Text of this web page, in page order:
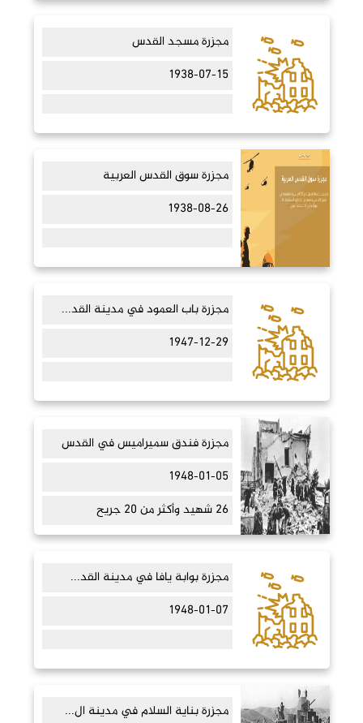
مجزرة مسجد القدس
1938-07-15
مجزرة سوق القدس العربية
1938-08-26
مجزرة باب العمود في مدينة القد...
1947-12-29
مجزرة فندق سميراميس في القدس
1948-01-05
26 شهيد وأكثر من 20 جريح
مجزرة بوابة يافا في مدينة القد...
1948-01-07
مجزرة بناية السلام في مدينة ال...